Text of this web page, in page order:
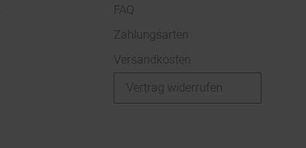
FAQ
Zahlungsarten
Versandkosten
Vertrag widerrufen